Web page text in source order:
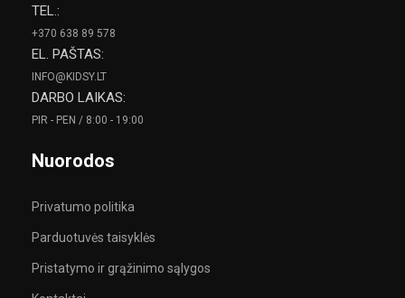
TEL.:
+370 638 89 578
EL. PAŠTAS:
INFO@KIDSY.LT
DARBO LAIKAS:
PIR - PEN / 8:00 - 19:00
Nuorodos
Privatumo politika
Parduotuvės taisyklės
Pristatymo ir grąžinimo sąlygos